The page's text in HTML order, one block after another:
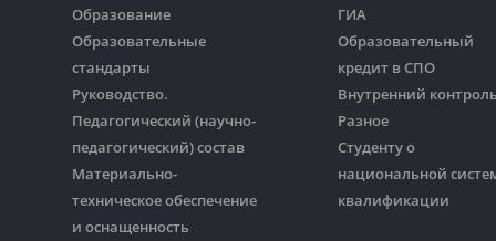
Образование
Образовательные
стандарты
Руководство.
Педагогический (научно-
педагогический) состав
Материально-
техническое обеспечение
и оснащенность
ГИА
Образовательный
кредит в СПО
Внутренний
Разное
Студенту о
национальной
квалификации